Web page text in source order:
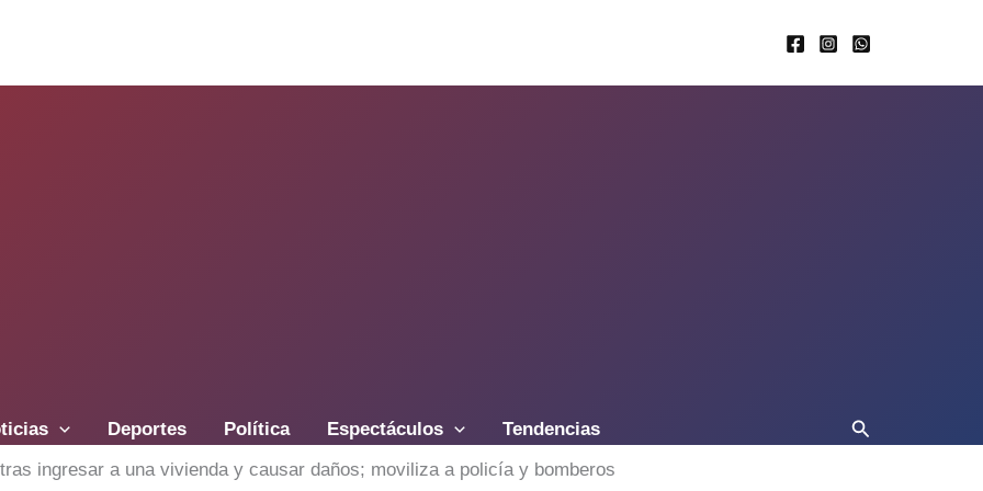
Deportes Política Espectáculos Tendencias Buscar
ingresar a una vivienda y causar daños; moviliza a policía y bomberos